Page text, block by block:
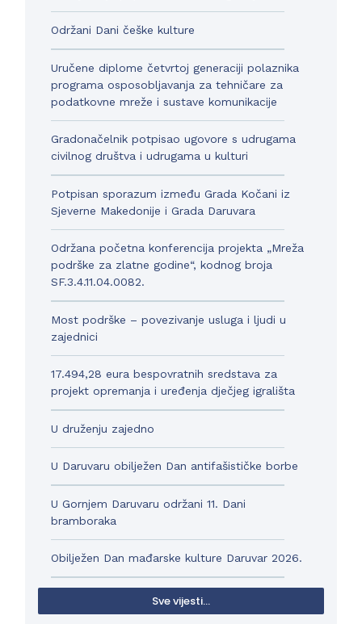
Održani Dani češke kulture
Uručene diplome četvrtoj generaciji polaznika
programa osposobljavanja za tehničare za
podatkovne mreže i sustave komunikacije
Gradonačelnik potpisao ugovore s udrugama
civilnog društva i udrugama u kulturi
Potpisan sporazum između Grada Kočani iz
Sjeverne Makedonije i Grada Daruvara
Održana početna konferencija projekta „Mreža
podrške za zlatne godine“, kodnog broja
SF.3.4.11.04.0082.
Most podrške – povezivanje usluga i ljudi u
zajednici
17.494,28 eura bespovratnih sredstava za
projekt opremanja i uređenja dječjeg igrališta
U druženju zajedno
U Daruvaru obilježen Dan antifašističke borbe
U Gornjem Daruvaru održani 11. Dani
bramboraka
Obilježen Dan mađarske kulture Daruvar 2026.
Sve vijesti...